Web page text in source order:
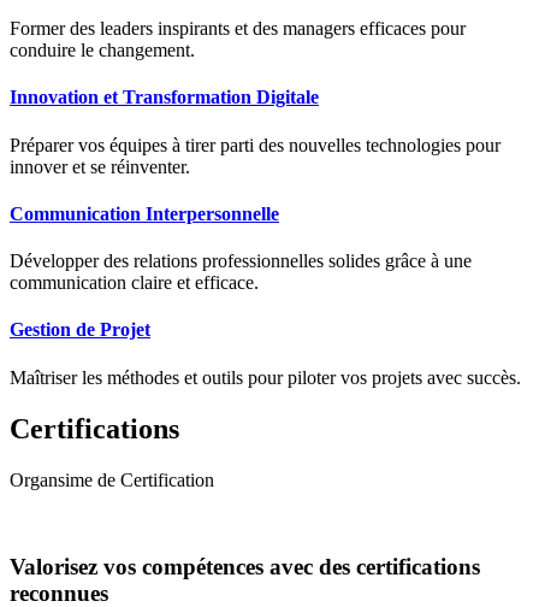
Former des leaders inspirants et des managers efficaces pour
conduire le changement.
Innovation et Transformation Digitale
Préparer vos équipes à tirer parti des nouvelles technologies pour
innover et se réinventer.
Communication Interpersonnelle
Développer des relations professionnelles solides grâce à une
communication claire et efficace.
Gestion de Projet
Maîtriser les méthodes et outils pour piloter vos projets avec succès.
Certifications
Organsime de Certification
Valorisez vos compétences avec des certifications
reconnues